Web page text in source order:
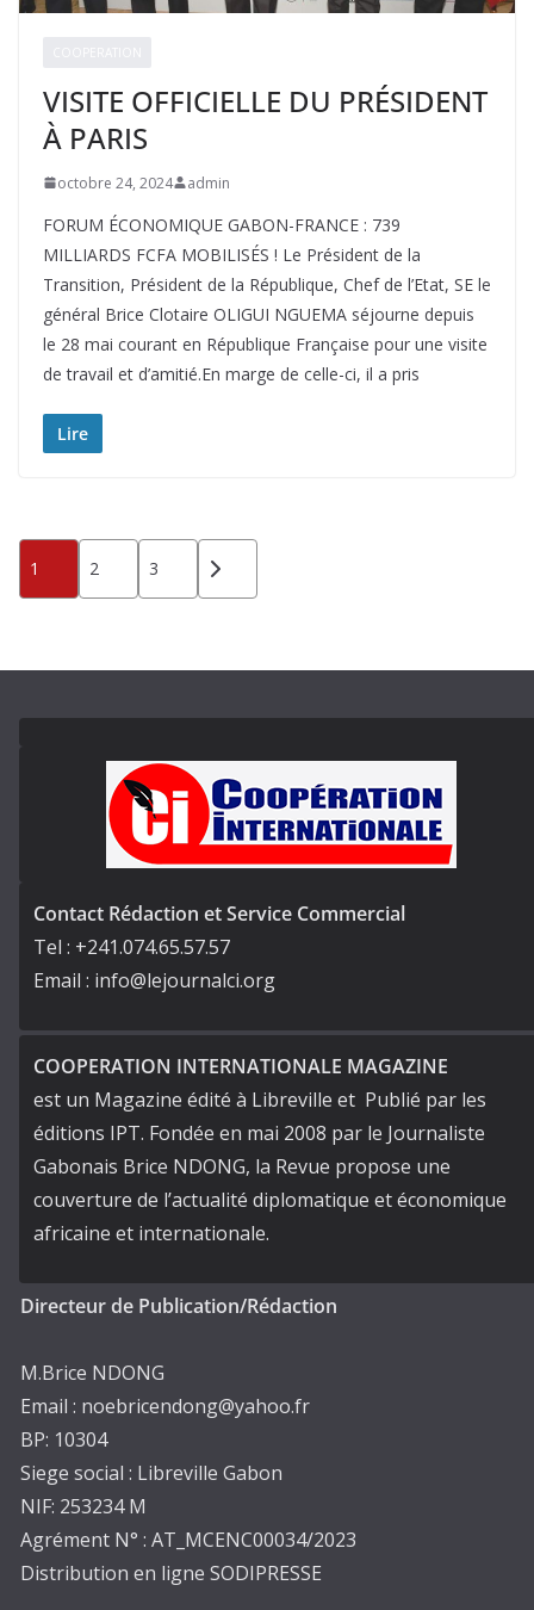
VISITE OFFICIELLE DU PRÉSIDENT
À PARIS
octobre 24, 2024 admin
FORUM ÉCONOMIQUE GABON-FRANCE : 739
MILLIARDS FCFA MOBILISÉS ! Le Président de la
Transition, Président de la République, Chef de l’Etat, SE le
général Brice Clotaire OLIGUI NGUEMA séjourne depuis
le 28 mai courant en République Française pour une visite
de travail et d’amitié.En marge de celle-ci, il a pris
Lire
Pagination
des
publications
1 2 3
Contact Rédaction et Service Commercial
Tel : +241.074.65.57.57
Email : info@lejournalci.org
COOPERATION INTERNATIONALE MAGAZINE
est un Magazine édité à Libreville et Publié par les
éditions IPT. Fondée en mai 2008 par le Journaliste
Gabonais Brice NDONG, la Revue propose une
couverture de l’actualité diplomatique et économique
africaine et internationale.
Directeur de Publication/Rédaction
M.Brice NDONG
Email : noebricendong@yahoo.fr
BP: 10304
Siege social : Libreville Gabon
NIF: 253234 M
Agrément N° : AT_MCENC00034/2023
Distribution en ligne SODIPRESSE